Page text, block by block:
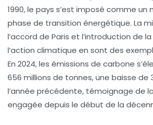
1990, le pays s’est imposé comme un
phase de transition énergétique. La
l’accord de Paris et l’introduction de
l’action climatique en sont des
En 2024, les émissions de carbone
656 millions de tonnes, une baisse de
l’année précédente, témoignage de
engagée depuis le début de la